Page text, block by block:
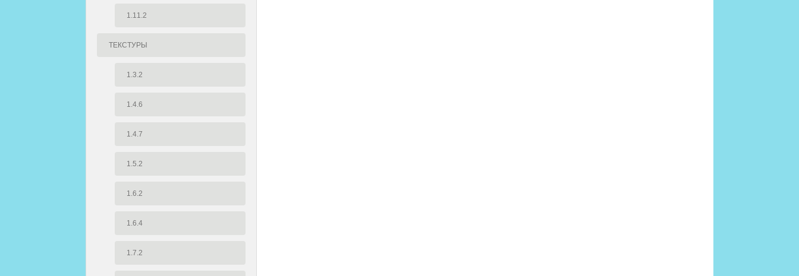
1.11.2
ТЕКСТУРЫ
1.3.2
1.4.6
1.4.7
1.5.2
1.6.2
1.6.4
1.7.2